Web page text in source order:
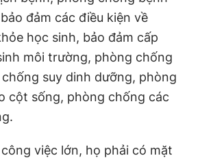
đảm các điều kiện về
học sinh, bảo đảm cấp
môi trường, phòng chống
suy dinh dưỡng, phòng
cột sống, phòng chống các
việc lớn, họ phải có mặt